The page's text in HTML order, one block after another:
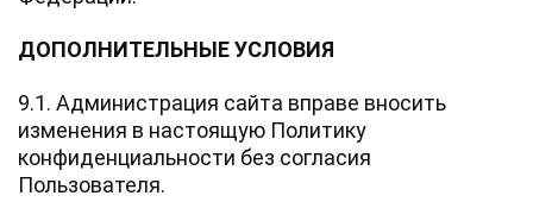
ДОПОЛНИТЕЛЬНЫЕ УСЛОВИЯ
9.1. Администрация сайта вправе вносить
изменения в настоящую Политику
конфиденциальности без согласия
Пользователя.